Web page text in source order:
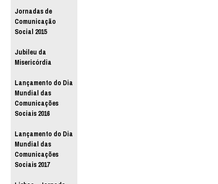
Jornadas de
Comunicação
Social 2015
Jubileu da
Misericórdia
Lançamento do Dia
Mundial das
Comunicações
Sociais 2016
Lançamento do Dia
Mundial das
Comunicações
Sociais 2017